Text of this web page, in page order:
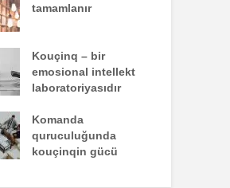
tamamlanır
Kouçinq – bir
emosional intellekt
laboratoriyasıdır
Komanda
quruculuğunda
kouçinqin gücü